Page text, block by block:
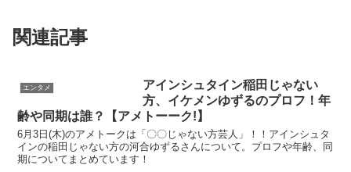
関連記事
エンタメ
アインシュタイン稲田じゃない
方、イケメンゆずるのプロフ！年
齢や同期は誰？【アメトーーク!】
6月3日(木)のアメトークは「〇〇じゃない方芸人」！！アインシュタ
インの稲田じゃない方の河合ゆずるさんについて。プロフや年齢、同
期についてまとめています！